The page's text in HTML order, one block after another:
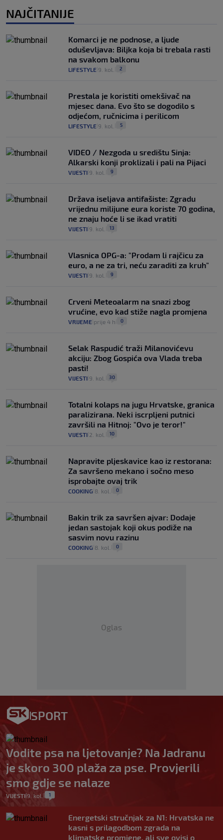
NAJČITANIJE
Komarci je ne podnose, a ljude
oduševljava: Biljka koja bi trebala rasti
na svakom balkonu
LIFESTYLE 9. kol. 2
Prestala je koristiti omekšivač na
mjesec dana. Evo što se dogodilo s
odjećom, ručnicima i perilicom
LIFESTYLE 9. kol. 5
VIDEO / Nezgoda u središtu Sinja:
Alkarski konji proklizali i pali na Pijaci
VIJESTI 9. kol. 9
Država iseljava antifašiste: Zgradu
vrijednu milijune eura koriste 70 godina,
ne znaju hoće li se ikad vratiti
VIJESTI 9. kol. 13
Vlasnica OPG-a: "Prodam li rajčicu za
euro, a ne za tri, neću zaraditi za kruh"
VIJESTI 9. kol. 9
Crveni Meteoalarm na snazi zbog
vrućine, evo kad stiže nagla promjena
VRIJEME prije 4 h 0
Selak Raspudić traži Milanovićevu
akciju: Zbog Gospića ova Vlada treba
pasti!
VIJESTI 9. kol. 30
Totalni kolaps na jugu Hrvatske, granica
paralizirana. Neki iscrpljeni putnici
završili na Hitnoj: "Ovo je teror!"
VIJESTI 2. kol. 10
Napravite pljeskavice kao iz restorana:
Za savršeno mekano i sočno meso
isprobajte ovaj trik
COOKING 8. kol. 0
Bakin trik za savršen ajvar: Dodaje
jedan sastojak koji okus podiže na
sasvim novu razinu
COOKING 8. kol. 0
Oglas
SPORT
Vodite psa na ljetovanje? Na Jadranu
je skoro 300 plaža za pse. Provjerili
smo gdje se nalaze
VIJESTI|9. kol. 1
Energetski stručnjak za N1: Hrvatska ne
kasni s prilagodbom zgrada na
klimatske promjene, ali sve ovisi o